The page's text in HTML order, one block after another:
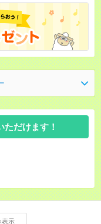
だけます！
表示